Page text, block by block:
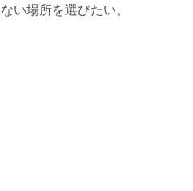
い場所を選びたい。